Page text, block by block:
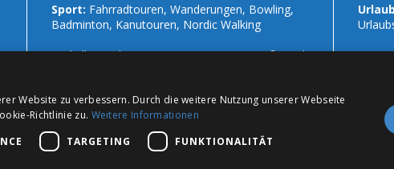
Sport: Fahrradtouren, Wanderungen, Bowling,
Badminton, Kanutouren, Nordic Walking
Und alles andere, was in einer Gruppe Spaß macht!
sowie
Website zu verbessern. Durch die weitere Nutzung unserer Webseite
Richtlinie zu. Weitere Informationen
TARGETING FUNKTIONALITÄT